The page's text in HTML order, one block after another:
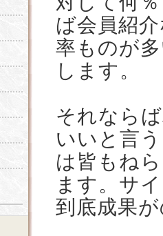
ば会員紹
率ものが
します。
それなら
いいと言
は皆もね
ます。サ
到底成果